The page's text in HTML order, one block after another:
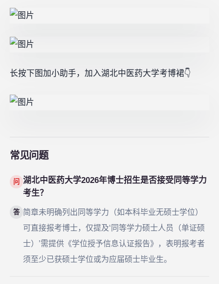
长按下图加小助手，加入湖北中医药大学考博裙👇
常见问题
问
湖北中医药大学2026年博士招生是否接受同等学力
考生？
答 简章未明确列出同等学力（如本科毕业无硕士学位）
可直接报考博士，仅提及‘同等学力硕士人员（单证硕
士）’需提供《学位授予信息认证报告》，表明报考者
须至少已获硕士学位或为应届硕士毕业生。